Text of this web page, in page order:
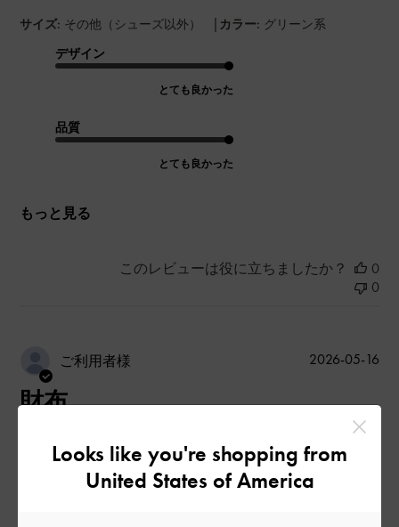
サイズ: その他（シューズ以外） | カラー: グリーン系
デザイン
とても良かった
品質
とても良かった
もっと見る
このレビューは役に立ちましたか？
0
0
ご利用者様
財布
母のため買ったけど私も気になった
公
2026-05-16
Looks like you're shopping from
United States of America